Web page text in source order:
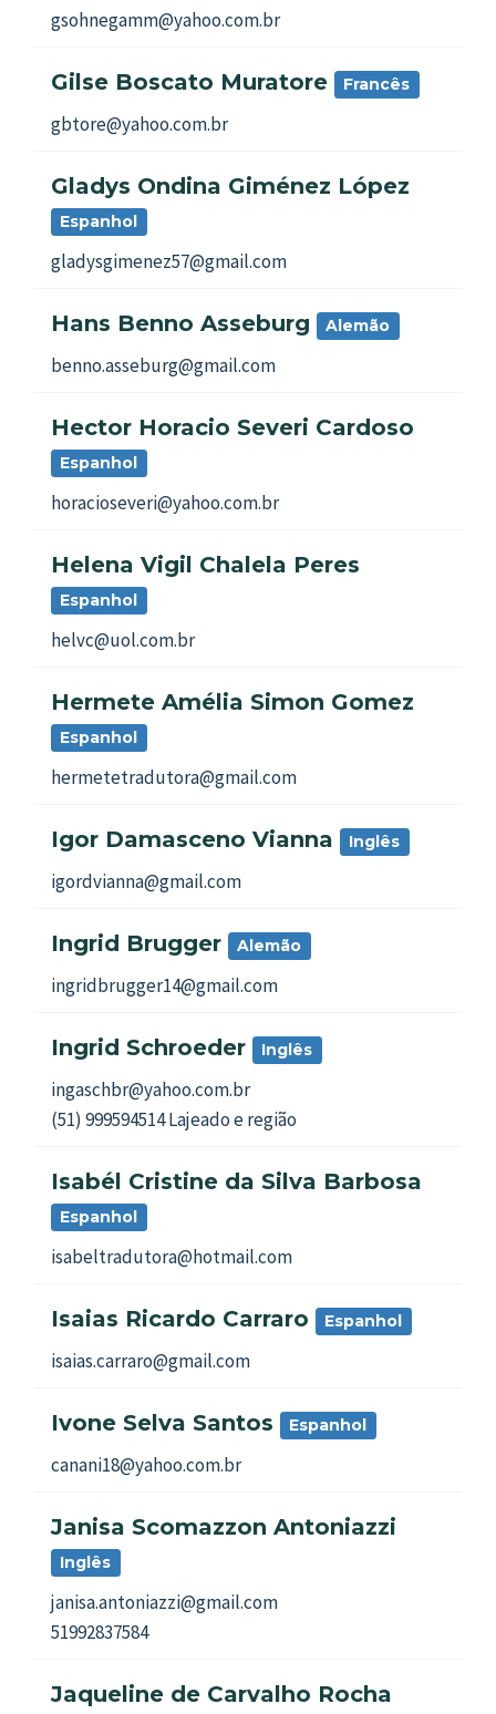
gsohnegamm@yahoo.com.br
Gilse Boscato Muratore Francês
gbtore@yahoo.com.br
Gladys Ondina Giménez López
Espanhol
gladysgimenez57@gmail.com
Hans Benno Asseburg Alemão
benno.asseburg@gmail.com
Hector Horacio Severi Cardoso
Espanhol
horacioseveri@yahoo.com.br
Helena Vigil Chalela Peres
Espanhol
helvc@uol.com.br
Hermete Amélia Simon Gomez
Espanhol
hermetetradutora@gmail.com
Igor Damasceno Vianna Inglês
igordvianna@gmail.com
Ingrid Brugger Alemão
ingridbrugger14@gmail.com
Ingrid Schroeder Inglês
ingaschbr@yahoo.com.br
(51) 999594514 Lajeado e região
Isabél Cristine da Silva Barbosa
Espanhol
isabeltradutora@hotmail.com
Isaias Ricardo Carraro Espanhol
isaias.carraro@gmail.com
Ivone Selva Santos Espanhol
canani18@yahoo.com.br
Janisa Scomazzon Antoniazzi
Inglês
janisa.antoniazzi@gmail.com
51992837584
Jaqueline de Carvalho Rocha